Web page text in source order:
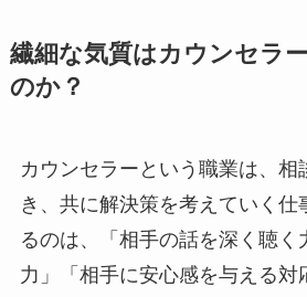
繊細な気質はカウンセラ
のか？
カウンセラーという職業は、相
き、共に解決策を考えていく仕
るのは、「相手の話を深く聴く
力」「相手に安心感を与える対